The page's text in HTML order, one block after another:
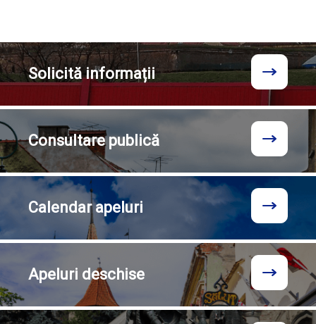
Solicităinformații
Consultarepublică
Calendarapeluri
Apeluri deschise